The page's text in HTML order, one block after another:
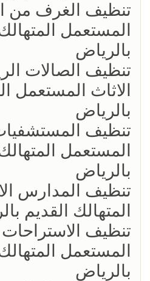
تنظيف الغرف من
المستعمل
بالرياض
تنظيف الصالات
الاثاث المستعمل
بالرياض
تنظيف
المستعمل
بالرياض
تنظيف المدارس
المتهالك القديم
تنظيف
المستعمل
بالرياض